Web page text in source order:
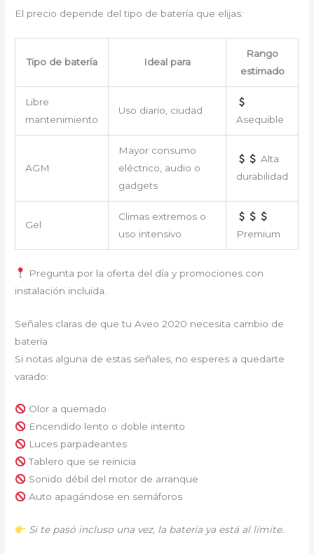
El precio depende del tipo de batería que elijas:
Tipo de batería Ideal para
Rango
estimado
Libre
mantenimiento
Uso diario, ciudad
Asequible
AGM
Mayor consumo
eléctrico, audio o
gadgets
Alta
durabilidad
Gel
Climas extremos o
uso intensivo
Premium
Pregunta por la oferta del día y promociones con
instalación incluida.
Señales claras de que tu Aveo 2020 necesita cambio de
batería
Si notas alguna de estas señales, no esperes a quedarte
varado:
Olor a quemado
Encendido lento o doble intento
Luces parpadeantes
Tablero que se reinicia
Sonido débil del motor de arranque
Auto apagándose en semáforos
Si te pasó incluso una vez, la batería ya está al límite.